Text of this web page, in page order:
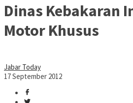
Dinas Kebakaran
Motor Khusus
Jabar Today
17 September 2012